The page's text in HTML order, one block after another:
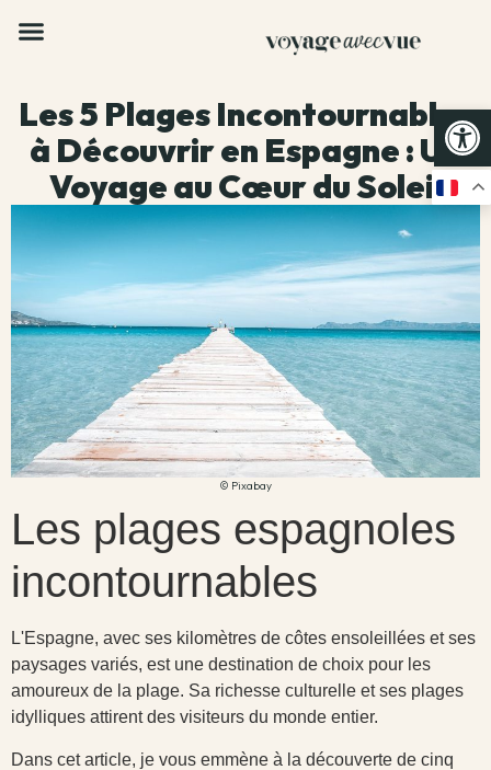
Les 5 Plages Incontournables
à Découvrir en Espagne : Un
Voyage au Cœur du Soleil
© Pixabay
Les plages espagnoles
incontournables
L'Espagne, avec ses kilomètres de côtes ensoleillées et ses
paysages variés, est une destination de choix pour les
amoureux de la plage. Sa richesse culturelle et ses plages
idylliques attirent des visiteurs du monde entier.
Dans cet article, je vous emmène à la découverte de cinq